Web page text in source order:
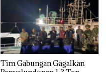
Tim Gabungan Gagalkan